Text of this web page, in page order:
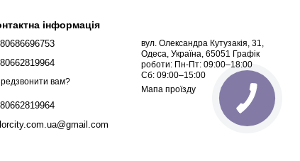
інформація
вам?
вул. Олександра Кутузакія, 31,
Одеса, Україна, 65051 Графік
роботи: Пн-Пт: 09:00–18:00
Сб: 09:00–15:00
Мапа проїзду